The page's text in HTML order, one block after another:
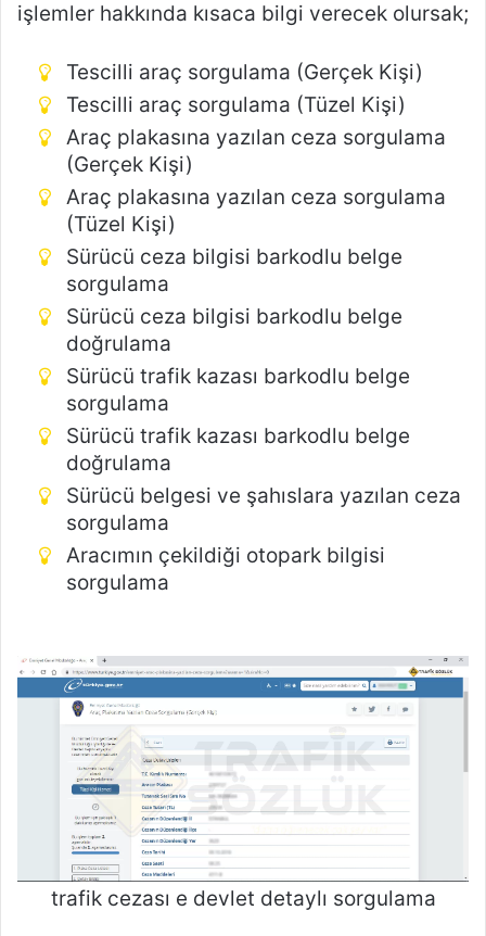
işlemler hakkında kısaca bilgi verecek olursak;
Tescilli araç sorgulama (Gerçek Kişi)
Tescilli araç sorgulama (Tüzel Kişi)
Araç plakasına yazılan ceza sorgulama
(Gerçek Kişi)
Araç plakasına yazılan ceza sorgulama
(Tüzel Kişi)
Sürücü ceza bilgisi barkodlu belge
sorgulama
Sürücü ceza bilgisi barkodlu belge
doğrulama
Sürücü trafik kazası barkodlu belge
sorgulama
Sürücü trafik kazası barkodlu belge
doğrulama
Sürücü belgesi ve şahıslara yazılan ceza
sorgulama
Aracımın çekildiği otopark bilgisi
sorgulama
trafik cezası e devlet detaylı sorgulama